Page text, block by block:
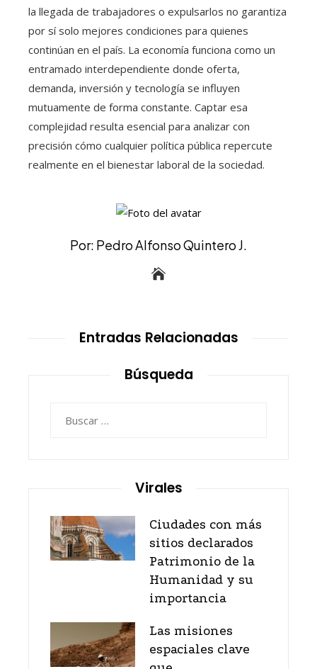
la llegada de trabajadores o expulsarlos no garantiza
por sí solo mejores condiciones para quienes
continúan en el país. La economía funciona como un
entramado interdependiente donde oferta,
demanda, inversión y tecnología se influyen
mutuamente de forma constante. Captar esa
complejidad resulta esencial para analizar con
precisión cómo cualquier política pública repercute
realmente en el bienestar laboral de la sociedad.
Por: Pedro Alfonso Quintero J.
Entradas Relacionadas
Búsqueda
Virales
Ciudades con más
sitios declarados
Patrimonio de la
Humanidad y su
importancia
Las misiones
espaciales clave